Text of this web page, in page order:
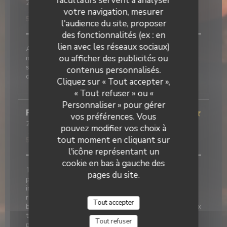
votre navigation, mesurer
l'audience du site, proposer
des fonctionnalités (ex : en
lien avec les réseaux sociaux)
ou afficher des publicités ou
contenus personnalisés.
Cliquez sur « Tout accepter »,
« Tout refuser » ou «
Personnaliser » pour gérer
vos préférences. Vous
pouvez modifier vos choix à
tout moment en cliquant sur
l'icône représentant un
cookie en bas à gauche des
pages du site.
Tout accepter
Tout refuser
2026-06-05- 12:30 - Couverts 2
/5 Ambiance:5/5 Cuisine:5/5 Qualité / Prix
Accueil et service au top Nous avons passés un bon
moment autour de nos plats et desserts très
savoureux. N’hésitez pas à réserver pour votre
déjeuner
Françoise
2026-05-22
- 12:00 - Couverts 7
/5 Ambiance:5/5 Cuisine: 5/5 Qualité / Prix
1ere fois dans ce restaurant et l avis des 6 autres
personnes avec moi est très positif Très bien. Service
impeccable, respect des demandes lors de l
réservation, amabilité, très bon repas, légumes très
bien cuisinés en accompagnement , raport qualité-prix
très corrects. Restaurant à recommander sans
problème.
La Galiote Restaurant & Bar